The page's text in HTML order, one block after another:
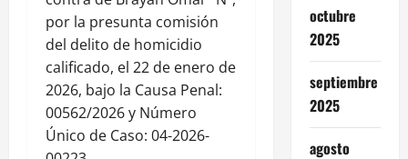
por la presunta comisión
del delito de homicidio
calificado, el 22 de enero de
2026, bajo la Causa Penal:
00562/2026 y Número
Único de Caso: 04-2026-
octubre
2025
septiembre
2025
agosto